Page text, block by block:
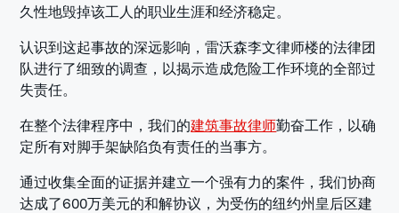
久性地毁掉该工人的职业生涯和经济稳定。
认识到这起事故的深远影响，雷沃森李文律师楼的法律团
队进行了细致的调查，以揭示造成危险工作环境的全部过
失责任。
在整个法律程序中，我们的建筑事故律师勤奋工作，以确
定所有对脚手架缺陷负有责任的当事方。
通过收集全面的证据并建立一个强有力的案件，我们协商
达成了600万美元的和解协议，为受伤的纽约州皇后区建